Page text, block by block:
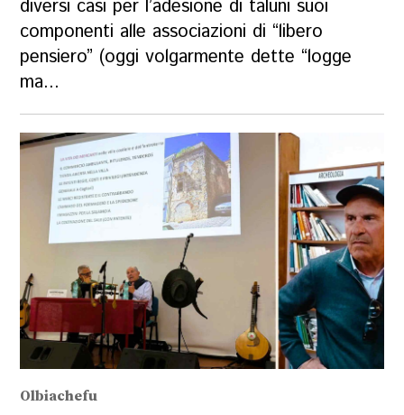
diversi casi per l’adesione di taluni suoi
componenti alle associazioni di “libero
pensiero” (oggi volgarmente dette “logge
ma...
Olbiachefu